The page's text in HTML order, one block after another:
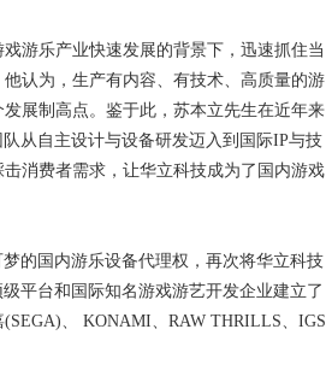
游乐产业快速发展的背景下，迅速抓住当
认为，生产有内容、有技术、高质量的游
展制高点。鉴于此，苏本立先生在近年来
从自主设计与设备研发迈入到国际IP与技
消费者需求，让华立科技成为了国内游戏
的国内游乐设备代理权，再次将华立科技
平台和国际知名游戏游艺开发企业建立了
、 KONAMI、RAW THRILLS、IGS